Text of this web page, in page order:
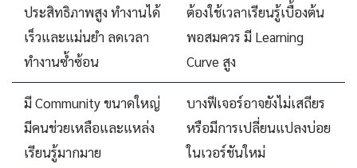
ประสิทธิภาพสูง ทำงานได้
เร็วและแม่นยำ ลดเวลา
ทำงานซ้ำซ้อน
ต้องใช้เวลาเรียนรู้เบื้องต้น
พอสมควร มี Learning
Curve สูง
มี Community ขนาดใหญ่
มีคนช่วยเหลือและแหล่ง
เรียนรู้มากมาย
บางฟีเจอร์อาจยังไม่เสถียร
หรือมีการเปลี่ยนแปลงบ่อย
ในเวอร์ชันใหม่